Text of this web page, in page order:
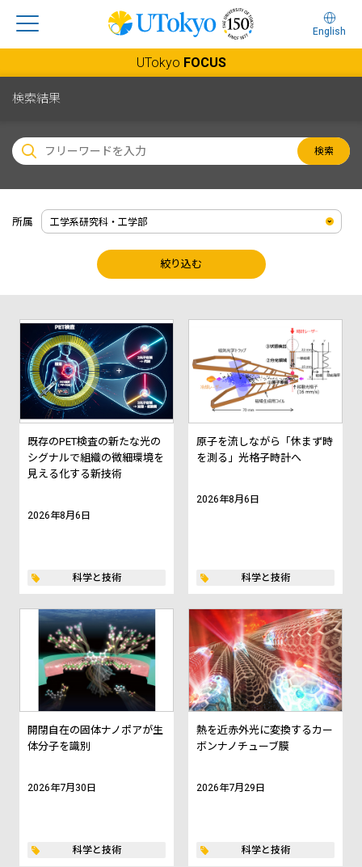
English
UTokyo FOCUS
検索結果
検索
所属
絞り込む
既存のPET検査の新たな光の
シグナルで組織の微細環境を
見える化する新技術
2026年8月6日
科学と技術
原子を流しながら「休まず時
を測る」光格子時計へ
2026年8月6日
科学と技術
開閉自在の固体ナノポアが生
体分子を識別
2026年7月30日
科学と技術
熱を近赤外光に変換するカー
ボンナノチューブ膜
2026年7月29日
科学と技術